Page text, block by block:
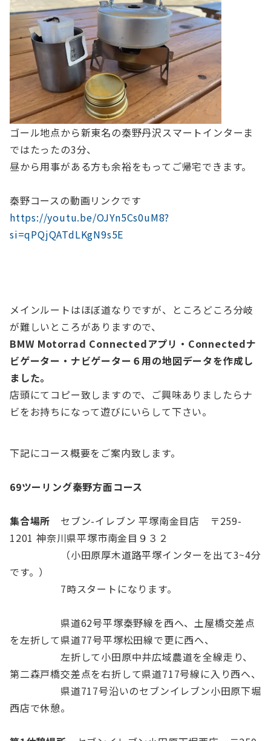
ゴール地点から新東名の秦野丹沢スマートインターま
ではたったの3分、
昼から用事がある方も余裕をもってご帰宅できます。
秦野コースの動画リンクです
https://youtu.be/OJYn5Cs0uM8?
si=qPQjQATdLKgN9s5E
メインルートはほぼ道なりですが、ところどころ分岐
が難しいところがありますので、
BMW Motorrad Connectedアプリ・Connectedナ
ビゲーター・ナビゲーター６用の地図データを作成し
ました。
店頭にてコピー致しますので、ご興味ありましたらナ
ビをお持ちになって遊びにいらして下さい。
下記にコース概要をご案内致します。
69ツーリング秦野方面コース
集合場所 セブン-イレブン 平塚南金目店 〒259-
1201 神奈川県平塚市南金目９３２
（小田原厚木道路平塚インターを出て3~4分
です。）
7時スタートになります。
県道62号平塚秦野線を西へ、土屋橋交差点
を左折して県道77号平塚松田線で更に西へ、
左折して小田原中井広域農道を全線走り、
第二森戸橋交差点を右折して県道717号線に入り西へ、
県道717号沿いのセブンイレブン小田原下堀
西店で休憩。